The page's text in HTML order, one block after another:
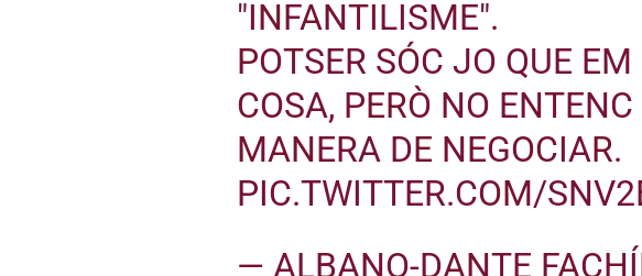
"INFANTILISME".
POTSER SÓC JO QUE
COSA, PERÒ NO
MANERA DE NEGOCIAR.
PIC.TWITTER.COM/
— ALBANO-DANTE